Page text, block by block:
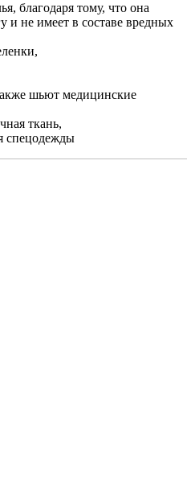
благодаря тому, что она
и не имеет в составе вредных
шьют медицинские
ткань,
спецодежды